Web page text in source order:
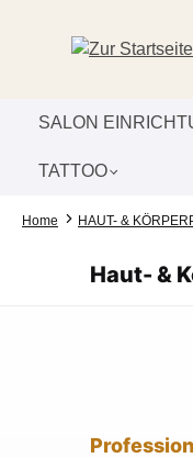
SALON
TATTOO
Home HAUT- &
Haut- &